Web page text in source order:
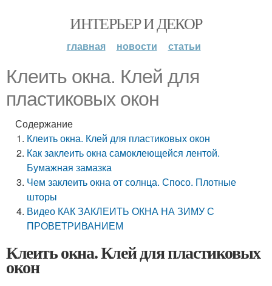
ИНТЕРЬЕР И ДЕКОР
главная новости статьи
Клеить окна. Клей для
пластиковых окон
Содержание
Клеить окна. Клей для пластиковых окон
Как заклеить окна самоклеющейся лентой.
Бумажная замазка
Чем заклеить окна от солнца. Спосо. Плотные
шторы
Видео КАК ЗАКЛЕИТЬ ОКНА НА ЗИМУ С
ПРОВЕТРИВАНИЕМ
Клеить окна. Клей для пластиковых
окон